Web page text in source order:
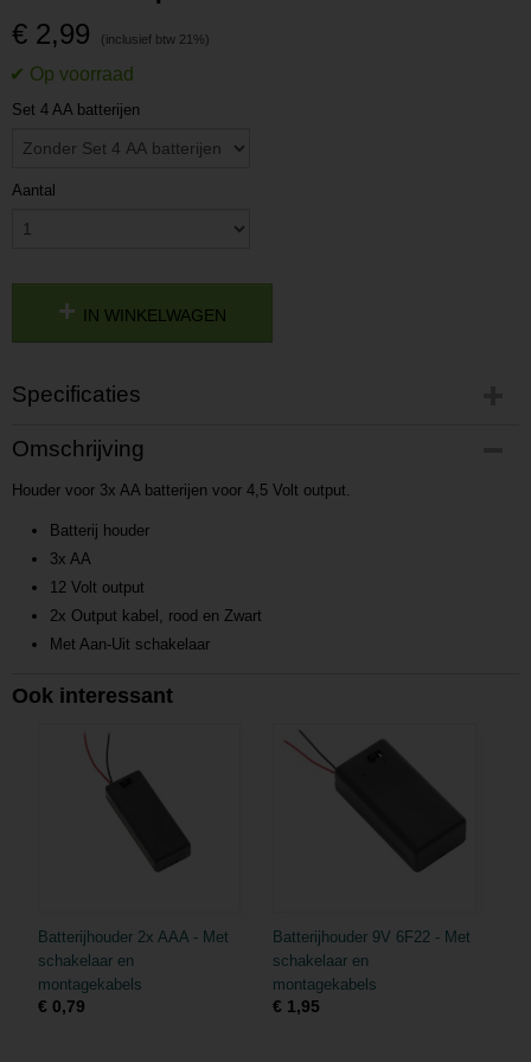
€ 2,99
Set 4 AA batterijen
Aantal
IN WINKELWAGEN
Specificaties
Productcode
P201706081514
Productcode leverancier
Omschrijving
Houder voor 3x AA batterijen voor 4,5 Volt output.
Batterij houder
3x AA
12 Volt output
2x Output kabel, rood en Zwart
Met Aan-Uit schakelaar
Ook interessant
Batterijhouder 2x AAA - Met
schakelaar en
montagekabels
€ 0,79
Batterijhouder 9V 6F22 - Met
schakelaar en
montagekabels
€ 1,95